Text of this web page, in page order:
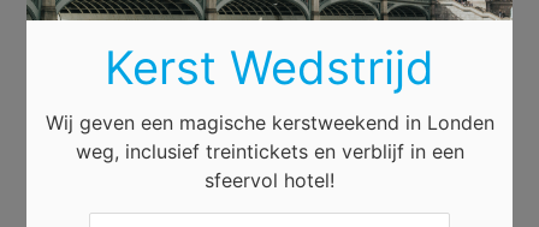
Kerst Wedstrijd
Wij geven een magische kerstweekend in Londen
weg, inclusief treintickets en verblijf in een
sfeervol hotel!